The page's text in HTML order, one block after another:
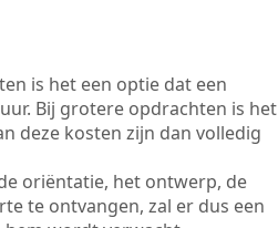
is het een optie dat een
Bij grotere opdrachten is het
deze kosten zijn dan volledig
oriëntatie, het ontwerp, de
te ontvangen, zal er dus een